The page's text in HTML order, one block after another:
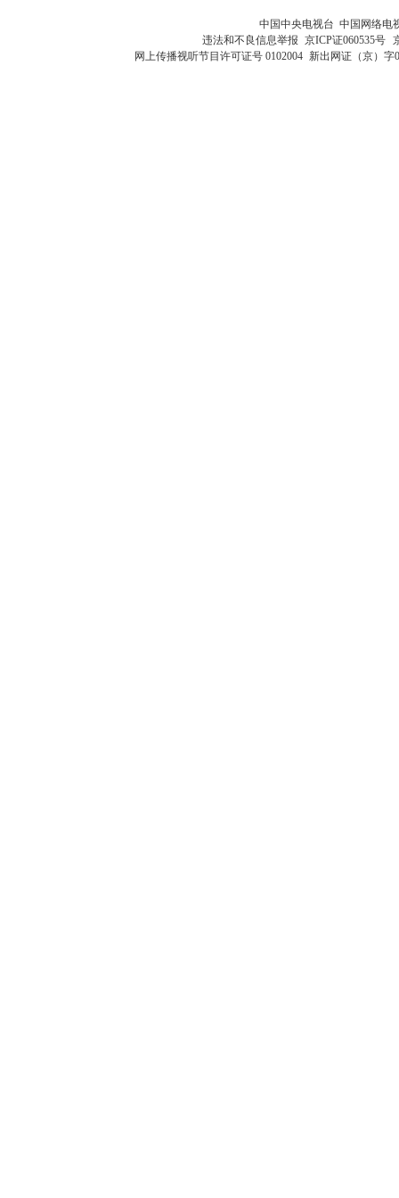
中国中央电视台 中国网络电
违法和不良信息举报 京ICP证060535号
网上传播视听节目许可证号 0102004 新出网证（京）